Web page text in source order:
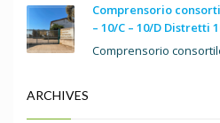
Comprensorio
– 10/C – 10/D Distretti
Comprensorio
ARCHIVES